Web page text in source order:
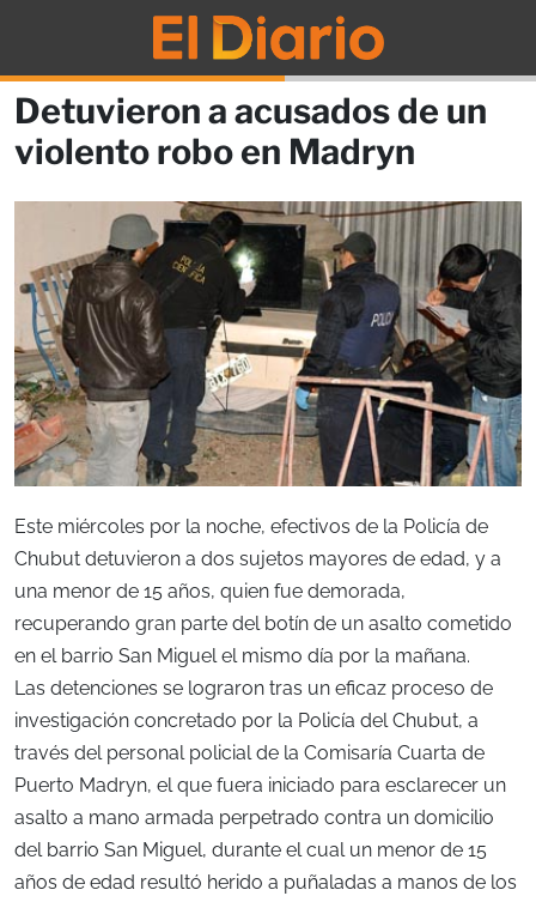
Detuvieron a acusados de un
violento robo en Madryn
Este miércoles por la noche, efectivos de la Policía de
Chubut detuvieron a dos sujetos mayores de edad, y a
una menor de 15 años, quien fue demorada,
recuperando gran parte del botín de un asalto cometido
en el barrio San Miguel el mismo día por la mañana.
Las detenciones se lograron tras un eficaz proceso de
investigación concretado por la Policía del Chubut, a
través del personal policial de la Comisaría Cuarta de
Puerto Madryn, el que fuera iniciado para esclarecer un
asalto a mano armada perpetrado contra un domicilio
del barrio San Miguel, durante el cual un menor de 15
años de edad resultó herido a puñaladas a manos de los